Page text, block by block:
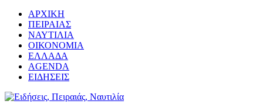
ΑΡΧΙΚΗ
ΠΕΙΡΑΙΑΣ
ΝΑΥΤΙΛΙΑ
ΟΙΚΟΝΟΜΙΑ
ΕΛΛΑΔΑ
AGENDA
ΕΙΔΗΣΕΙΣ